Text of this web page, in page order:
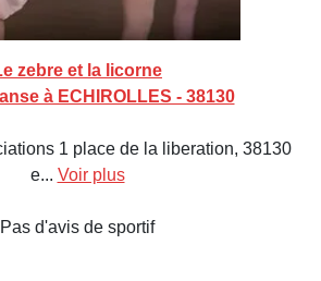
zebre et la licorne
à ECHIROLLES - 38130
1 place de la liberation, 38130
e... Voir plus
Pas d'avis de sportif